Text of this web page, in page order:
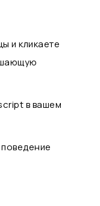
и кликаете
в вашем